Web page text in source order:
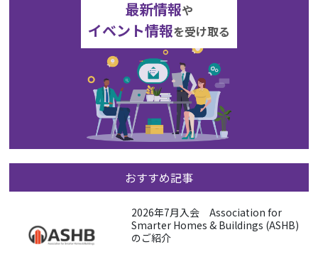
最新情報や
イベント情報を受け取る
おすすめ記事
2026年7月入会 Association for
Smarter Homes & Buildings (ASHB)
のご紹介